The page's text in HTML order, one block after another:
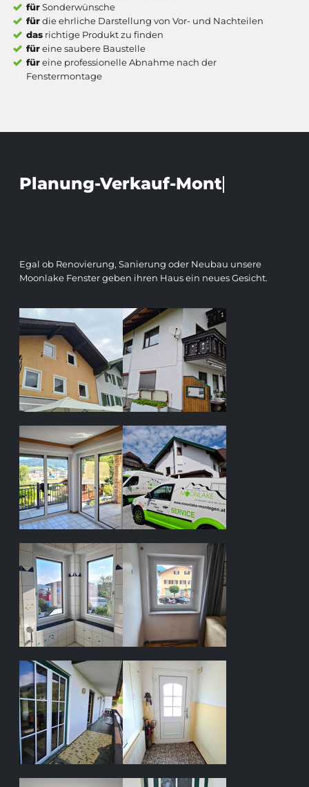
fürSonderwünsche
fürdie ehrliche Darstellung von Vor- und Nachteilen
dasrichtige Produkt zu finden
füreine saubere Baustelle
füreine professionelle Abnahme nach der
Fenstermontage
Planung-Verkauf-Montage-
Planung-Verkauf-Montage-
Egal ob Renovierung, Sanierung oder Neubau unsere
Moonlake Fenster geben ihren Haus ein neues Gesicht.